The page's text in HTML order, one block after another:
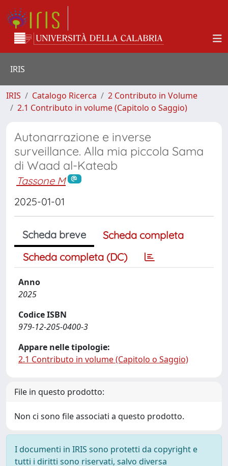
IRIS
IRIS Catalogo Ricerca
2 Contributo in Volume
2.1 Contributo in volume (Capitolo o Saggio)
Autonarrazione e inverse
surveillance. Alla mia piccola Sama
di Waad al-Kateab
Tassone M
2025-01-01
Scheda breve
Scheda completa
Scheda completa (DC)
Anno
2025
Codice ISBN
979-12-205-0400-3
Appare nelle tipologie:
2.1 Contributo in volume (Capitolo o Saggio)
File in questo prodotto:
Non ci sono file associati a questo prodotto.
I documenti in IRIS sono protetti da copyright e
tutti i diritti sono riservati, salvo diversa